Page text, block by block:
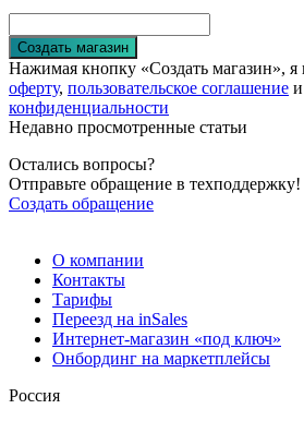
Создать магазин
Нажимая кнопку «Создать магазин»,
оферту, пользовательское соглашение и
конфиденциальности
Недавно просмотренные статьи
Остались вопросы?
Отправьте обращение в техподдержку!
Создать обращение
О компании
Контакты
Тарифы
Переезд на inSales
Интернет-магазин «под ключ»
Онбординг на маркетплейсы
Россия